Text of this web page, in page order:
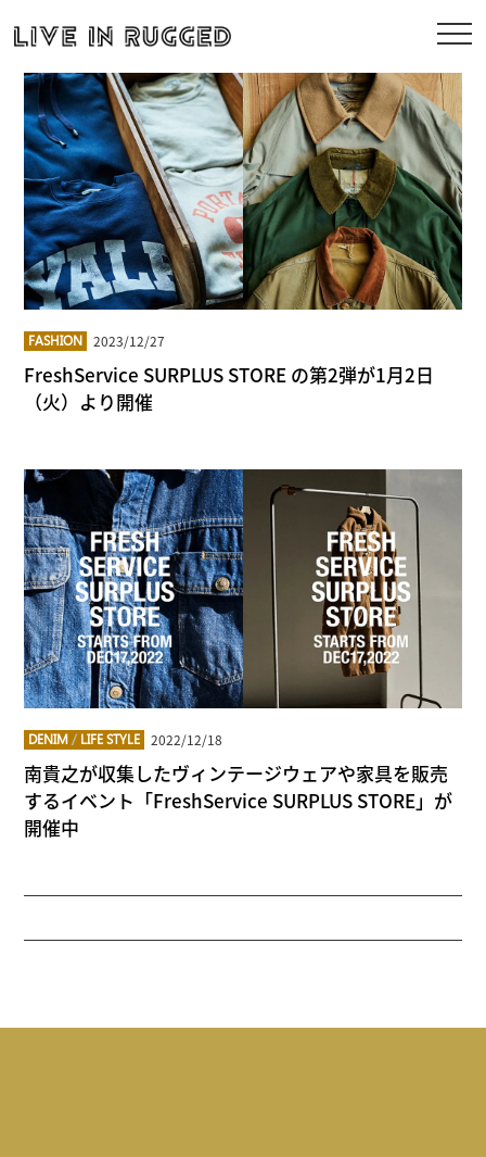
FASHION 2023/12/27
FreshService SURPLUS STORE の第2弾が1月2日
（火）より開催
DENIM / LIFE STYLE 2022/12/18
南貴之が収集したヴィンテージウェアや家具を販売
するイベント「FreshService SURPLUS STORE」が
開催中